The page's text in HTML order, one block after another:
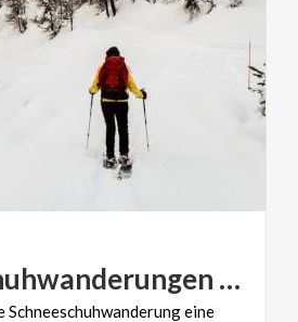
Schneeschuhwanderungen für alle in der Lombardei
Schneeschuhwanderung eine